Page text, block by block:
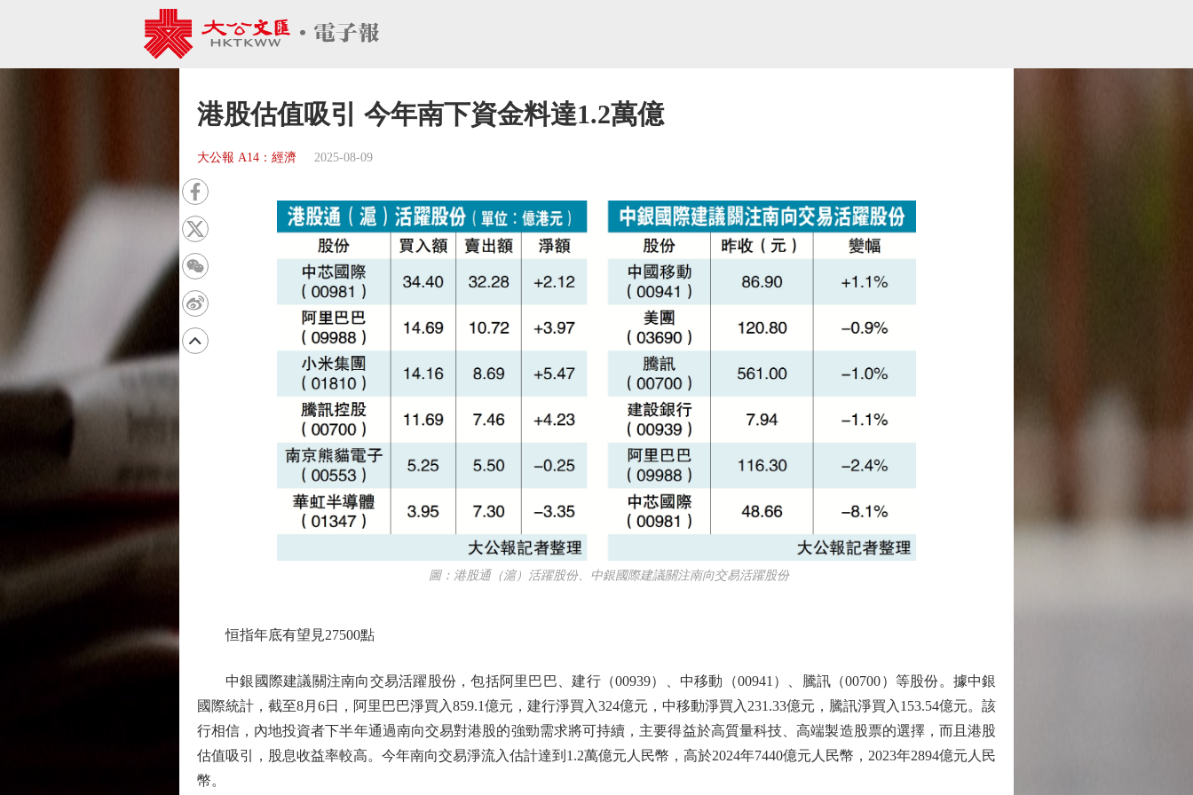
港股估值吸引 今年南下資金料達1.2萬億
大公報 A14：經濟 2025-08-09
圖：港股通（滬）活躍股份、中銀國際建議關注南向交易活躍股份
恒指年底有望見27500點
中銀國際建議關注南向交易活躍股份，包括阿里巴巴、建行（00939）、中移動（00941）、騰訊（00700）等股份。據中銀
國際統計，截至8月6日，阿里巴巴淨買入859.1億元，建行淨買入324億元，中移動淨買入231.33億元，騰訊淨買入153.54億元。該
行相信，內地投資者下半年通過南向交易對港股的強勁需求將可持續，主要得益於高質量科技、高端製造股票的選擇，而且港股
估值吸引，股息收益率較高。今年南向交易淨流入估計達到1.2萬億元人民幣，高於2024年7440億元人民幣，2023年2894億元人民
幣。